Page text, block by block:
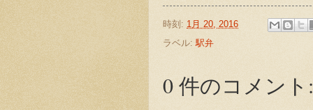
時刻: 1月 20, 2016
ラベル: 駅弁
0 件のコメント: